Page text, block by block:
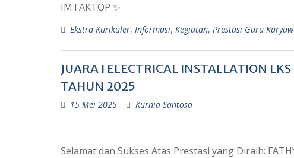
IMTAKTOP ✨
Ekstra Kurikuler, Informasi, Kegiatan, Prestasi Guru
JUARA I ELECTRICAL INSTALLATION
TAHUN 2025
15 Mei 2025 Kurnia Santosa
Selamat dan Sukses Atas Prestasi yang Diraih: